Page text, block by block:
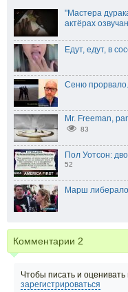
"Мастера
актёрах
Едут, едут, в
Сеню
Mr. Freeman,
83
Пол Уотсон:
52
Марш
Комментарии 2
Чтобы писать и
зарегистрироваться